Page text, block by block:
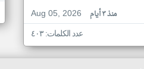
Aug 05, 2026
منذ ٣ أيام
عدد الكلمات: ٤٠٣